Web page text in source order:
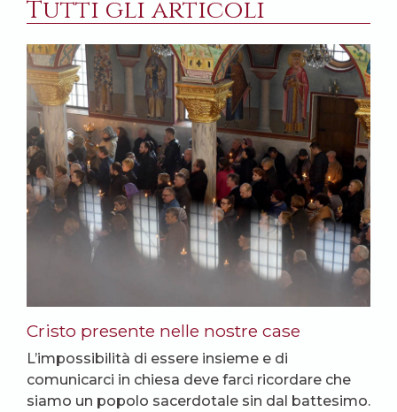
Tutti gli articoli
Cristo presente nelle nostre case
L’impossibilità di essere insieme e di
comunicarci in chiesa deve farci ricordare che
siamo un popolo sacerdotale sin dal battesimo.